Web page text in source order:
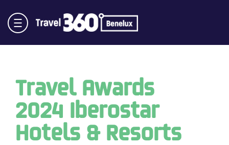
Travel Awards
2024 Iberostar
Hotels & Resorts